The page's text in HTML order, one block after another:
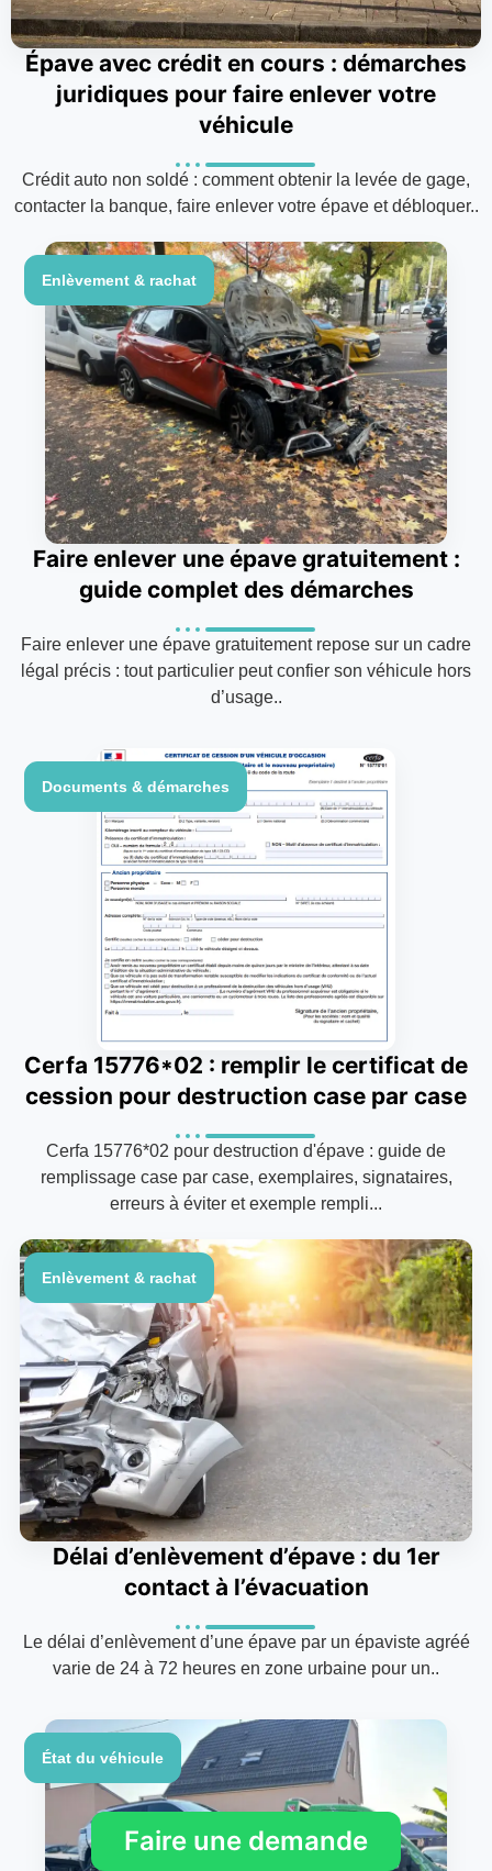
Épave avec crédit en cours : démarches
juridiques pour faire enlever votre
véhicule
Crédit auto non soldé : comment obtenir la levée de gage,
contacter la banque, faire enlever votre épave et débloquer..
Enlèvement & rachat
Faire enlever une épave gratuitement :
guide complet des démarches
Faire enlever une épave gratuitement repose sur un cadre
légal précis : tout particulier peut confier son véhicule hors
d’usage..
Documents & démarches
Cerfa 15776*02 : remplir le certificat de
cession pour destruction case par case
Cerfa 15776*02 pour destruction d'épave : guide de
remplissage case par case, exemplaires, signataires,
erreurs à éviter et exemple rempli...
Enlèvement & rachat
Délai d’enlèvement d’épave : du 1er
contact à l’évacuation
Le délai d’enlèvement d’une épave par un épaviste agréé
varie de 24 à 72 heures en zone urbaine pour un..
État du véhicule
Faire une demande